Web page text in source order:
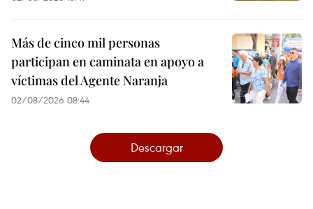
Más de cinco mil personas
participan en caminata en apoyo a
víctimas del Agente Naranja
02/08/2026 08:44
Descargar